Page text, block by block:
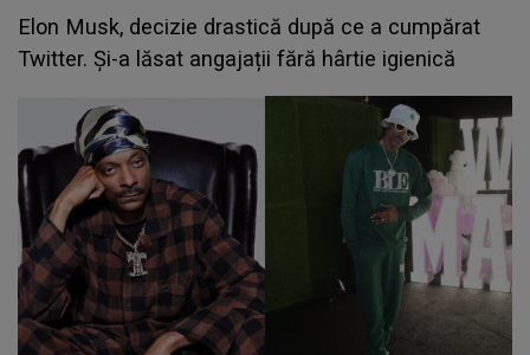
Elon Musk, decizie drastică după ce a cumpărat
Twitter. Și-a lăsat angajații fără hârtie igienică